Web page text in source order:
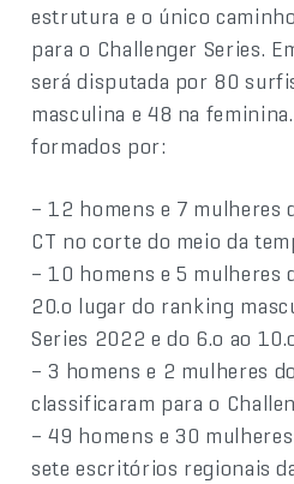
estrutura e o único
para o Challenger Series.
será disputada por 80
masculina e 48 na
formados por:
– 12 homens e 7 mulheres
CT no corte do meio da
– 10 homens e 5 mulheres
20.o lugar do ranking
Series 2022 e do 6.o ao
– 3 homens e 2 mulheres
classificaram para o
– 49 homens e 30
sete escritórios regionais